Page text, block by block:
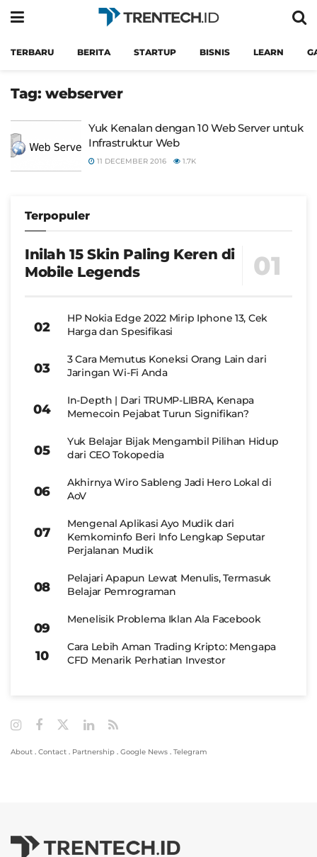
TERBARU BERITA STARTUP BISNIS LEARN
Tag: webserver
Yuk Kenalan dengan 10 Web Server untuk
Infrastruktur Web
11 DECEMBER 2016 1.7K
Terpopuler
Inilah 15 Skin Paling Keren di
Mobile Legends
HP Nokia Edge 2022 Mirip Iphone 13, Cek
Harga dan Spesifikasi
3 Cara Memutus Koneksi Orang Lain dari
Jaringan Wi-Fi Anda
In-Depth | Dari TRUMP-LIBRA, Kenapa
Memecoin Pejabat Turun Signifikan?
Yuk Belajar Bijak Mengambil Pilihan Hidup
dari CEO Tokopedia
Akhirnya Wiro Sableng Jadi Hero Lokal di
AoV
Mengenal Aplikasi Ayo Mudik dari
Kemkominfo Beri Info Lengkap Seputar
Perjalanan Mudik
Pelajari Apapun Lewat Menulis, Termasuk
Belajar Pemrograman
Menelisik Problema Iklan Ala Facebook
Cara Lebih Aman Trading Kripto: Mengapa
CFD Menarik Perhatian Investor
About . Contact . Partnership . Google News . Telegram